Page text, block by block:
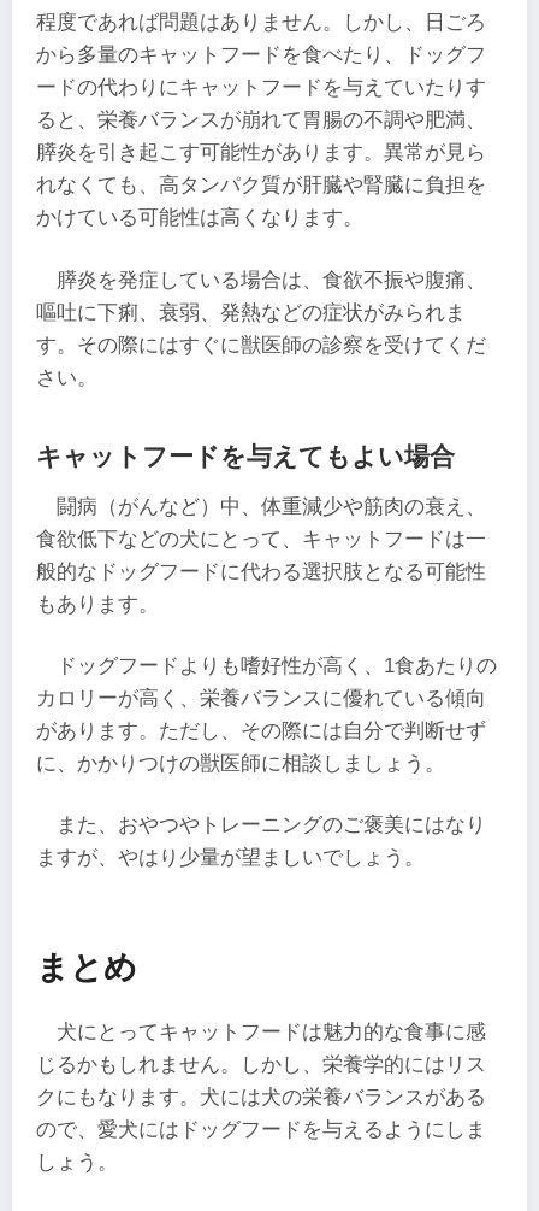
程度であれば問題はありません。しかし、日ごろ
から多量のキャットフードを食べたり、ドッグフ
ードの代わりにキャットフードを与えていたりす
ると、栄養バランスが崩れて胃腸の不調や肥満、
膵炎を引き起こす可能性があります。異常が見ら
れなくても、高タンパク質が肝臓や腎臓に負担を
かけている可能性は高くなります。
膵炎を発症している場合は、食欲不振や腹痛、
嘔吐に下痢、衰弱、発熱などの症状がみられま
す。その際にはすぐに獣医師の診察を受けてくだ
さい。
キャットフードを与えてもよい場合
闘病（がんなど）中、体重減少や筋肉の衰え、
食欲低下などの犬にとって、キャットフードは一
般的なドッグフードに代わる選択肢となる可能性
もあります。
ドッグフードよりも嗜好性が高く、1食あたりの
カロリーが高く、栄養バランスに優れている傾向
があります。ただし、その際には自分で判断せず
に、かかりつけの獣医師に相談しましょう。
また、おやつやトレーニングのご褒美にはなり
ますが、やはり少量が望ましいでしょう。
まとめ
犬にとってキャットフードは魅力的な食事に感
じるかもしれません。しかし、栄養学的にはリス
クにもなります。犬には犬の栄養バランスがある
ので、愛犬にはドッグフードを与えるようにしま
しょう。